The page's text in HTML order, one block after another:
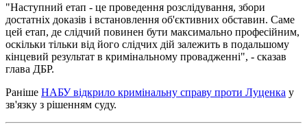
"Наступний етап - це проведення розслідування, збори
достатніх доказів і встановлення об'єктивних обставин. Саме
цей етап, де слідчий повинен бути максимально професійним,
оскільки тільки від його слідчих дій залежить в подальшому
кінцевий результат в кримінальному провадженні", - сказав
глава ДБР.
Раніше НАБУ відкрило кримінальну справу проти Луценка у
зв'язку з рішенням суду.